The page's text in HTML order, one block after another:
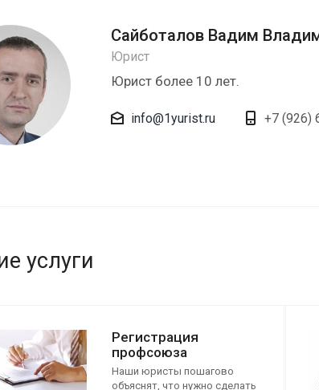
Сайботалов Вадим
Юрист
Юрист более 10 лет.
info@1yurist.ru +7 (926)
услуги
Регистрация
профсоюза
Наши юристы пошагово
объяснят, что нужно сделать